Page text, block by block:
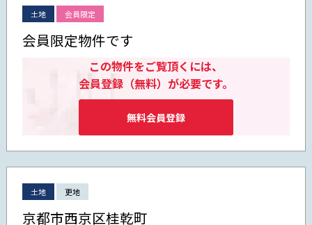
土地 会員限定
会員限定物件です
この物件をご覧頂くには、
会員登録（無料）が必要です。
無料会員登録
土地 更地
京都市西京区桂乾町